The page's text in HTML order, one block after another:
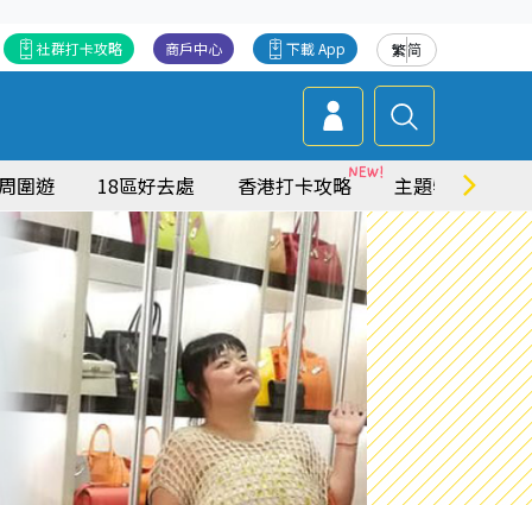
繁简
下載 App
商戶中心
社群打卡攻略
圍遊 18區好去處 香港打卡攻略 主題特集